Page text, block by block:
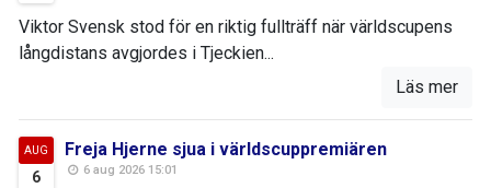
Viktor Svensk stod för en riktig fullträff när världscupens
långdistans avgjordes i Tjeckien...
Läs mer
AUG
6
Freja Hjerne sjua i världscuppremiären
6 aug 2026 15:01